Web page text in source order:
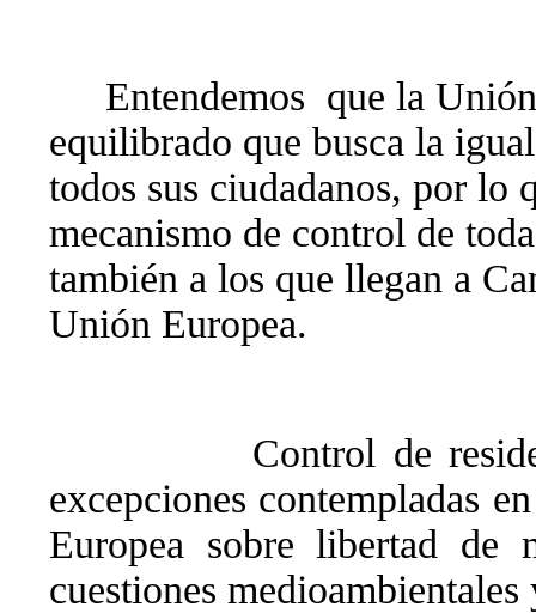
Entendemos que la
equilibrado que busca la
todos sus ciudadanos, por lo
mecanismo de control de
también a los que llegan a
Unión Europea.
Control de
excepciones contempladas
Europea sobre libertad de
cuestiones